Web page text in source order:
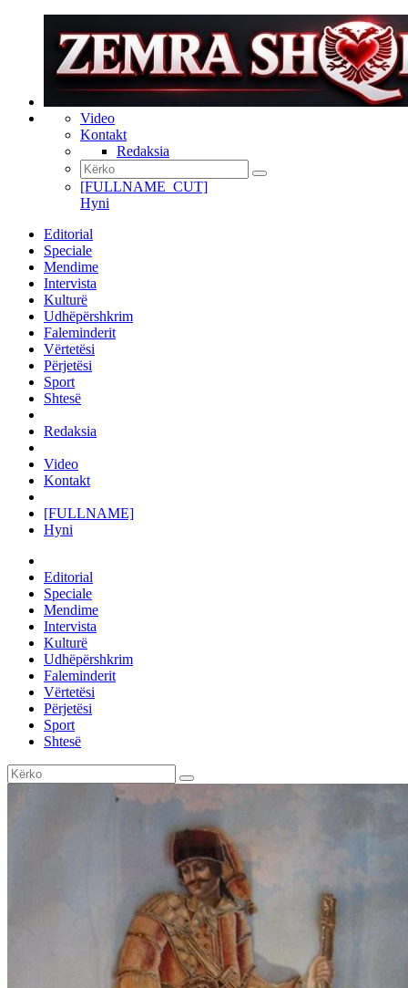
Video
Kontakt
Redaksia
[FULLNAME_CUT]
Hyni
Editorial
Speciale
Mendime
Intervista
Kulturë
Udhëpërshkrim
Faleminderit
Vërtetësi
Përjetësi
Sport
Shtesë
Redaksia
Video
Kontakt
[FULLNAME]
Hyni
Editorial
Speciale
Mendime
Intervista
Kulturë
Udhëpërshkrim
Faleminderit
Vërtetësi
Përjetësi
Sport
Shtesë